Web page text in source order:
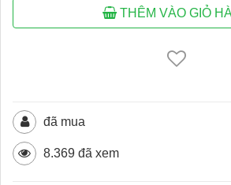
THÊM VÀO GIỎ
đã mua
8.369 đã xem